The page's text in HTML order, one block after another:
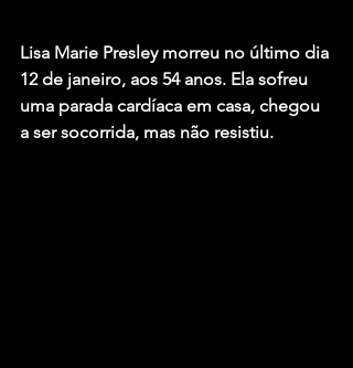
Lisa Marie Presley morreu no último dia
12 de janeiro, aos 54 anos. Ela sofreu
uma parada cardíaca em casa, chegou
a ser socorrida, mas não resistiu.